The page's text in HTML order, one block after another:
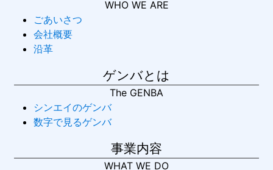
WHO WE ARE
ごあいさつ
会社概要
沿革
ゲンバとは
The GENBA
シンエイのゲンバ
数字で見るゲンバ
事業内容
WHAT WE DO